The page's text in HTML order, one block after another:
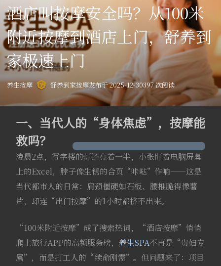
酒店叫按摩安全吗？从100米
附近按摩到酒店上门，舒养到
家极速上门
养生按摩 舒养到家按摩发布于 2025-12-30397 次阅读
一、当代人的“身体焦虑”，按摩能
救吗？
凌晨2点，写字楼的灯还亮着一半，小张盯着电脑屏幕
上的Excel，脖子像生锈的合页“咔哒”作响——这是
当代都市人的日常：肩颈僵硬如石板、腰椎脆得像薯
片，却连“出门按摩”的1小时都挤不出来。
“100米附近按摩”成了搜索热词，“酒店按摩”悄悄
爬上旅行APP的高频服务榜， 养生SPA不再是“贵妇专
属”，而是打工人的“续命刚需”。但问题来了：项目